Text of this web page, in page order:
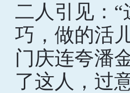
二人引见：
巧，做的活
门庆连夸潘
了这人，过